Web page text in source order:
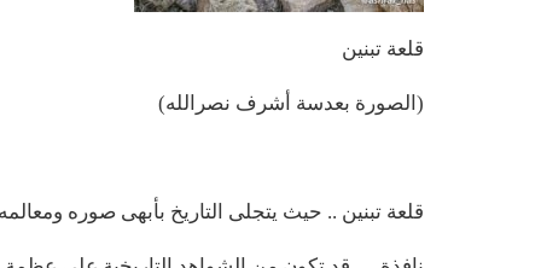
قلعة تبنين
(الصورة بعدسة أشرف نصرالله)
قلعة تبنين .. حيث يتجلى التاريخ بأبهى صوره